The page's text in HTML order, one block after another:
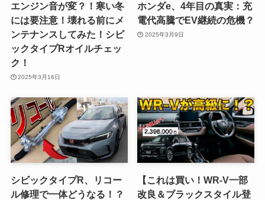
エンジン音が変？！寒い冬
には要注意！壊れる前にメ
ンテナンスしてみた！シビ
ックタイプRオイルチェッ
ク！
2025年3月16日
ホンダe、4年目の真実：充
電代高騰でEV継続の危機？
2025年3月9日
シビックタイプR、リコー
ル修理で一体どうなる！？
【これは買い！WR-V一部
改良＆ブラックスタイル登